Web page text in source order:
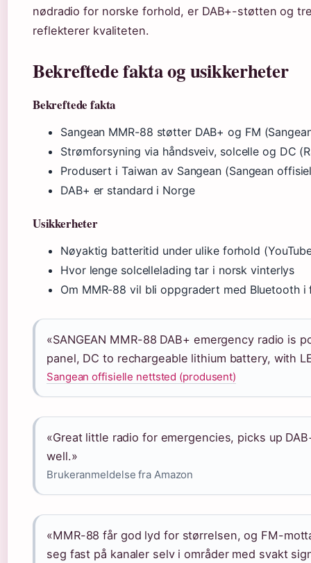
nødradio for norske forhold, er DAB+-støtten og
reflekterer kvaliteten.
Bekreftede fakta og usikkerheter
Bekreftede fakta
Sangean MMR-88 støtter DAB+ og FM
Strømforsyning via håndsveiv, solcelle og DC
Produsert i Taiwan av Sangean (Sangean
DAB+ er standard i Norge
Usikkerheter
Nøyaktig batteritid under ulike forhold
Hvor lenge solcellelading tar i norsk vinterlys
Om MMR-88 vil bli oppgradert med Bluetooth i
«SANGEAN MMR-88 DAB+ emergency radio is
panel, DC to rechargeable lithium battery, with
Sangean offisielle nettsted (produsent)
«Great little radio for emergencies, picks up
well.»
Brukeranmeldelse fra Amazon
«MMR-88 får god lyd for størrelsen, og FM-
seg fast på kanaler selv i områder med svakt